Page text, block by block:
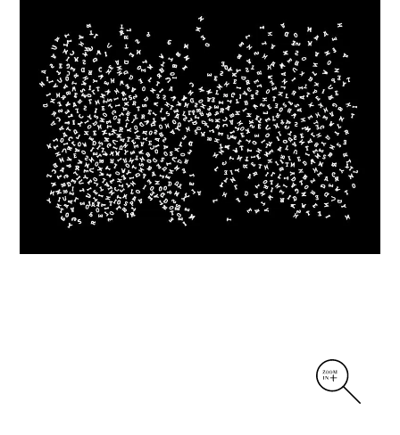
01_SCULPTURE
02_PHOTOGRAPHIQUE
03_COLLAGES
04_DESSINS
05_MONOTYPE
06_ARCHIVES
CONTACT